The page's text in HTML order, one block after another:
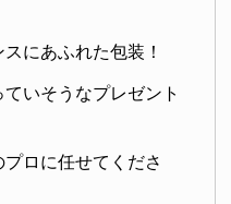
にあふれた包装！
いそうなプレゼント
プロに任せてくださ